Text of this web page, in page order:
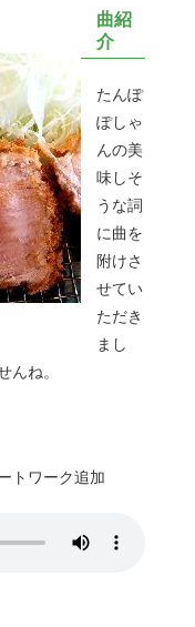
曲紹
介
たんぽ
ぽしゃ
んの美
味しそ
うな詞
に曲を
附けさ
せてい
ただき
まし
んね。
トワーク追加